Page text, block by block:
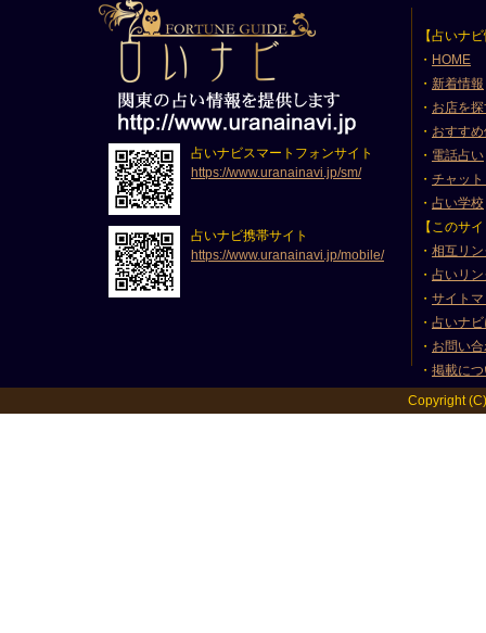
占いナビスマートフォンサイト
https://www.uranainavi.jp/sm/
占いナビ携帯サイト
https://www.uranainavi.jp/mobile/
【占いナ
・ HOME
・ 新着情報
・ お店を
・ おすす
・ 電話占い
・ チャッ
・ 占い学校
【このサ
・ 相互リ
・ 占いリ
・ サイト
・ 占いナ
・ お問い
・ 掲載に
Copyright